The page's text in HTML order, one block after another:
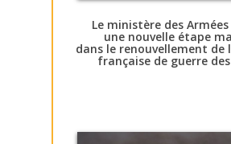
Le ministère des
une nouvelle étape
dans le renouvellement de
française de guerre